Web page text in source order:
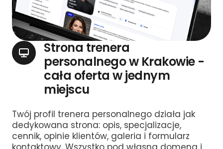
Strona trenera
personalnego w Krakowie -
cała oferta w jednym
miejscu
Twój profil trenera personalnego działa jak
dedykowana strona: opis, specjalizacje,
cennik, opinie klientów, galeria i formularz